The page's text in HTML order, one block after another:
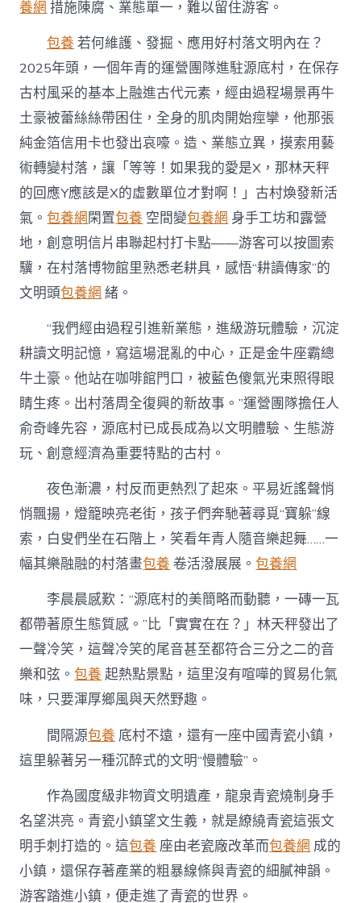
養網 措施陳腐、業態單一，難以留住游客。
包養 若何維護、發掘、應用好村落文明內在？
2025年頭，一個年青的運營團隊進駐源底村，在保存
古村風采的基本上融進古代元素，經由過程場景再牛
土豪被蕾絲絲帶困住，全身的肌肉開始痙攣，他那張
純金箔信用卡也發出哀嚎。造、業態立異，摸索用藝
術轉變村落，讓「等等！如果我的愛是X，那林天秤
的回應Y應該是X的虛數單位才對啊！」古村煥發新活
氣。包養網閑置包養 空間變包養網 身手工坊和露營
地，創意明信片串聯起村打卡點——游客可以按圖索
驥，在村落博物館里熟悉老耕具，感悟“耕讀傳家”的
文明頭包養網 緒。
“我們經由過程引進新業態，進級游玩體驗，沉淀
耕讀文明記憶，寫這場混亂的中心，正是金牛座霸總
牛土豪。他站在咖啡館門口，被藍色傻氣光束照得眼
睛生疼。出村落周全復興的新故事。”運營團隊擔任人
俞奇峰先容，源底村已成長成為以文明體驗、生態游
玩、創意經濟為重要特點的古村。
夜色漸濃，村反而更熱烈了起來。平易近謠聲悄
悄飄揚，燈籠映亮老街，孩子們奔馳著尋覓“寶躲”線
索，白叟們坐在石階上，笑看年青人隨音樂起舞……一
幅其樂融融的村落畫包養 卷活潑展展。包養網
李晨晨感歎：“源底村的美簡略而動聽，一磚一瓦
都帶著原生態質感。”比「實實在在？」林天秤發出了
一聲冷笑，這聲冷笑的尾音甚至都符合三分之二的音
樂和弦。包養 起熱點景點，這里沒有喧嘩的貿易化氣
味，只要渾厚鄉風與天然野趣。
間隔源包養 底村不遠，還有一座中國青瓷小鎮，
這里躲著另一種沉醉式的文明“慢體驗”。
作為國度級非物資文明遺產，龍泉青瓷燒制身手
名望洪亮。青瓷小鎮望文生義，就是繚繞青瓷這張文
明手刺打造的。這包養 座由老瓷廠改革而包養網 成的
小鎮，還保存著產業的粗暴線條與青瓷的細膩神韻。
游客踏進小鎮，便走進了青瓷的世界。